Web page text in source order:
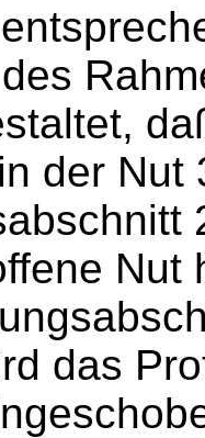
der Nut
Nut
das